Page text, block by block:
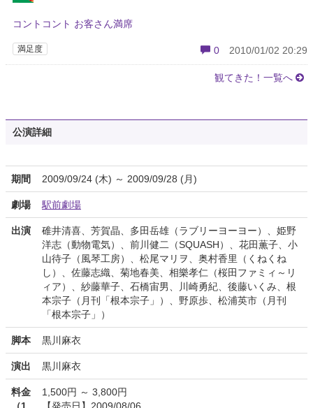
コントコント お客さん満席
満足度 0 2010/01/02 20:29
観てきた！一覧へ
公演詳細
期間 2009/09/24 (木) ～ 2009/09/28 (月)
劇場 駅前劇場
出演
碓井清喜、芳賀晶、多田岳雄（ラブリーヨーヨー）、姫野
洋志（動物電気）、前川健二（SQUASH）、花田薫子、小
山待子（風琴工房）、松尾マリヲ、奥村香里（くねくね
し）、佐藤志織、菊地春美、相樂孝仁（桜田ファミィ～リ
ィア）、紗藤華子、石橋宙男、川崎勇紀、後藤いくみ、根
本宗子（月刊「根本宗子」）、野原歩、松浦英市（月刊
「根本宗子」）
脚本 黒川麻衣
演出 黒川麻衣
料金
（1
1,500円 ～ 3,800円
【発売日】2009/08/06